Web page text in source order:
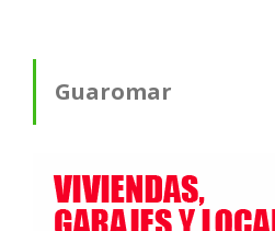
Guaromar